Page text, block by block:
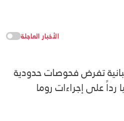
الأخبار العاجلة
تفرض فحوصات حدودية
على إجراءات روما